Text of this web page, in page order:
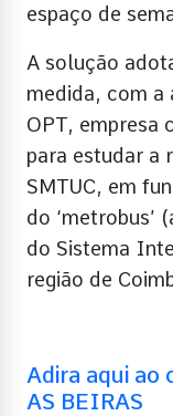
espaço de
A solução
medida, com a
OPT, empresa
para estudar a
SMTUC, em
do ‘metrobus’
do Sistema
região de
Adira aqui ao
AS BEIRAS